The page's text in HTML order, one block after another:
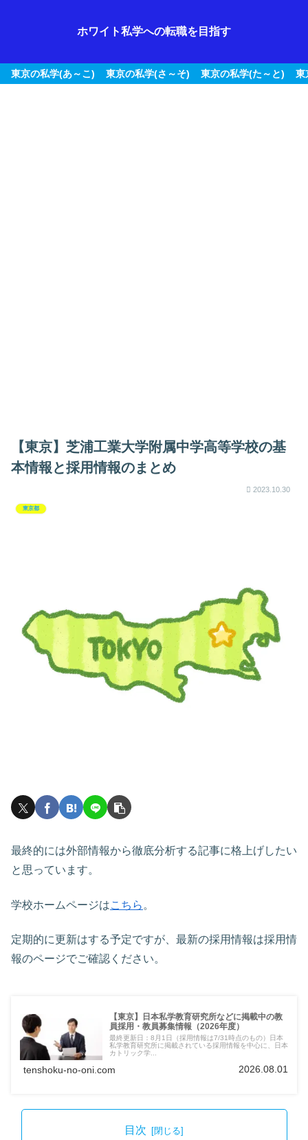
ホワイト私学への転職を目指す
東京の私学(あ～こ) 東京の私学(さ～そ) 東京の私学(た～と) 東
【東京】芝浦工業大学附属中学高等学校の基
本情報と採用情報のまとめ
2023.10.30
東京都
最終的には外部情報から徹底分析する記事に格上げしたい
と思っています。
学校ホームページはこちら 。
定期的に更新はする予定ですが、最新の採用情報は採用情
報のページでご確認ください。
【東京】日本私学教育研究所などに掲載中の教
員採用・教員募集情報（2026年度）
最終更新日：8月1日（採用情報は7/31時点のもの）日本
私学教育研究所に掲載されている採用情報を中心に、日本
カトリック学...
tenshoku-no-oni.com 2026.08.01
目次